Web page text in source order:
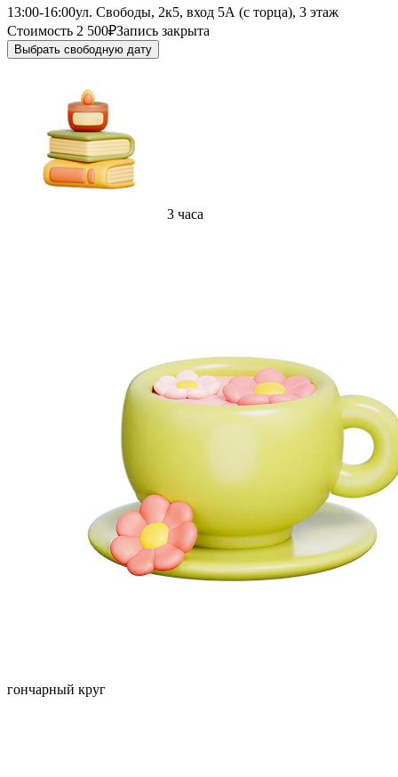
13:00-16:00ул. Свободы, 2к5, вход 5А (с торца), 3 этаж
Стоимость 2 500₽Запись закрыта
Выбрать свободную дату
3 часа
гончарный круг